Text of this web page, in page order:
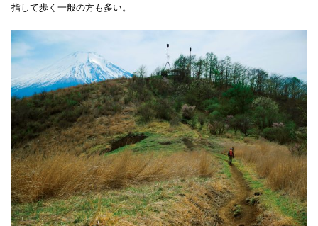
指して歩く一般の方も多い。